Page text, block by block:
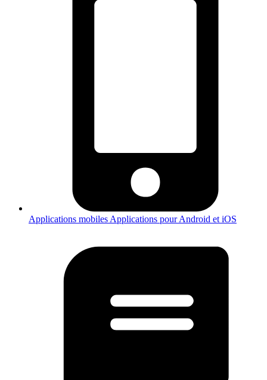
Applications mobiles Applications pour Android et iOS